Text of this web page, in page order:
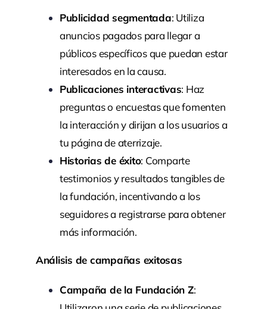
Publicidad segmentada: Utiliza
anuncios pagados para llegar a
públicos específicos que puedan estar
interesados en la causa.
Publicaciones interactivas: Haz
preguntas o encuestas que fomenten
la interacción y dirijan a los usuarios a
tu página de aterrizaje.
Historias de éxito: Comparte
testimonios y resultados tangibles de
la fundación, incentivando a los
seguidores a registrarse para obtener
más información.
Análisis de campañas exitosas
Campaña de la Fundación Z: